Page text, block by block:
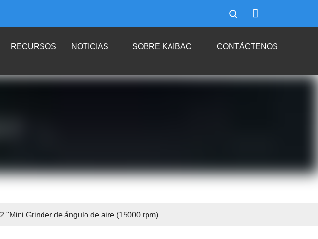
RECURSOS NOTICIAS SOBRE KAIBAO CONTÁCTENOS
2 "Mini Grinder de ángulo de aire (15000 rpm)